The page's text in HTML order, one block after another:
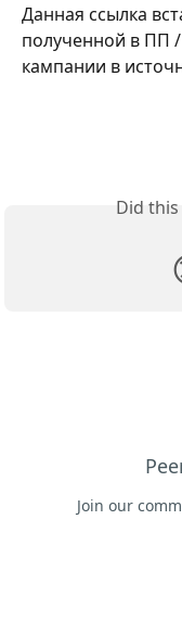
Данная ссылка
полученной в ПП
кампании в
Did
Join our